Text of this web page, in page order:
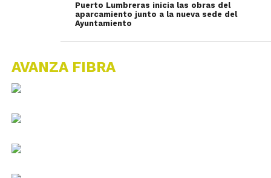
Puerto Lumbreras inicia las obras del
aparcamiento junto a la nueva sede del
Ayuntamiento
AVANZA FIBRA